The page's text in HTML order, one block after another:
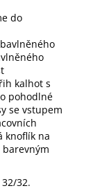
do
kalhot s
pohodlné
se vstupem
knoflík na
32.